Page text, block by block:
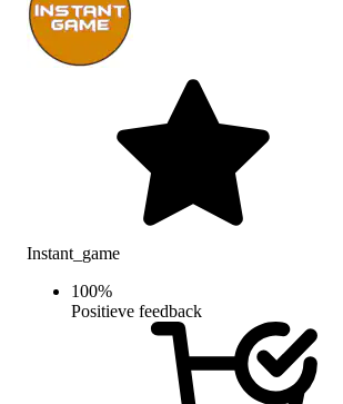
Instant_game
100%
Positieve feedback